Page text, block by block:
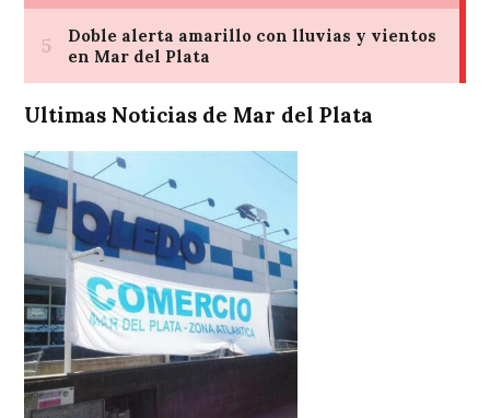
Ultimas Noticias de Mar del Plata